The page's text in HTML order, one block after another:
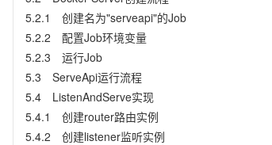
5.2.1 创建名为"serveapi"的Job
5.2.2 配置Job环境变量
5.2.3 运行Job
5.3 ServeApi运行流程
5.4 ListenAndServe实现
5.4.1 创建router路由实例
5.4.2 创建listener监听实例